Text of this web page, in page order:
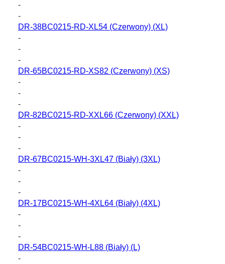
-
-
DR-38BC0215-RD-XL54 (Czerwony) (XL)
-
-
-
DR-65BC0215-RD-XS82 (Czerwony) (XS)
-
-
-
DR-82BC0215-RD-XXL66 (Czerwony) (XXL)
-
-
-
DR-67BC0215-WH-3XL47 (Biały) (3XL)
-
-
-
DR-17BC0215-WH-4XL64 (Biały) (4XL)
-
-
-
DR-54BC0215-WH-L88 (Biały) (L)
-